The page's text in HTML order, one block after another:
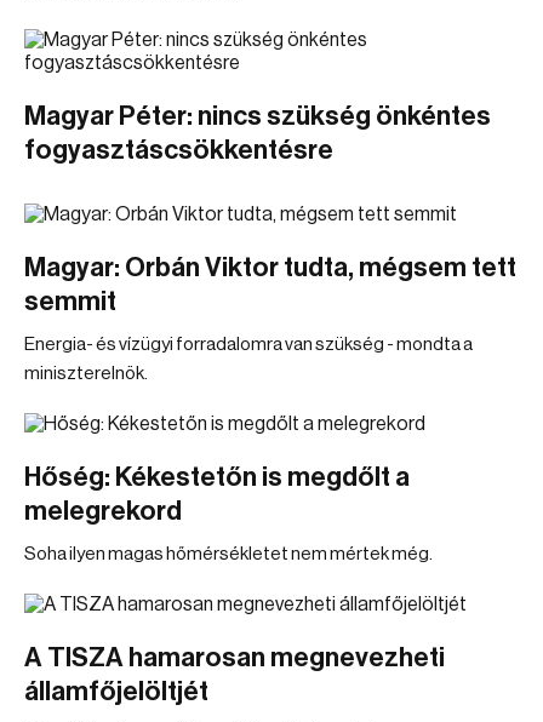
Magyar Péter: nincs szükség önkéntes
fogyasztáscsökkentésre
Magyar: Orbán Viktor tudta, mégsem tett
semmit
Energia- és vízügyi forradalomra van szükség - mondta a
miniszterelnök.
Hőség: Kékestetőn is megdőlt a
melegrekord
Soha ilyen magas hőmérsékletet nem mértek még.
A TISZA hamarosan megnevezheti
államfőjelöltjét